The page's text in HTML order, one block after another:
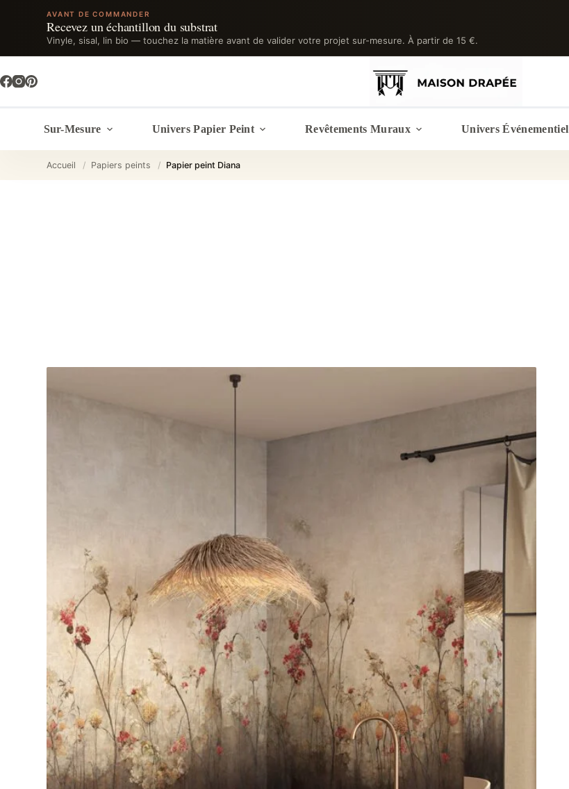
AVANT DE COMMANDER
Recevez un échantillon du substrat
Vinyle, sisal, lin bio — touchez la matière avant de valider votre projet sur-mesure. À partir de 15 €.
au
contenu
Sur-Mesure Univers Papier Peint Revêtements Muraux Univers Événementiel
Accueil / Papiers peints / Papier peint Diana